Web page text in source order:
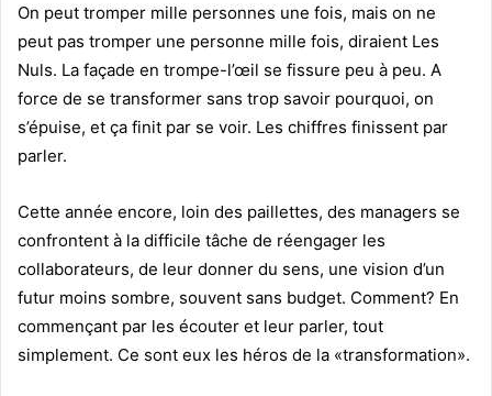
On peut tromper mille personnes une fois, mais on ne
peut pas tromper une personne mille fois, diraient Les
Nuls. La façade en trompe-l’œil se fissure peu à peu. A
force de se transformer sans trop savoir pourquoi, on
s’épuise, et ça finit par se voir. Les chiffres finissent par
parler.
Cette année encore, loin des paillettes, des managers se
confrontent à la difficile tâche de réengager les
collaborateurs, de leur donner du sens, une vision d’un
futur moins sombre, souvent sans budget. Comment? En
commençant par les écouter et leur parler, tout
simplement. Ce sont eux les héros de la «transformation».